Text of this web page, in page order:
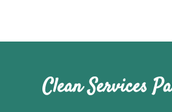
Clean Services